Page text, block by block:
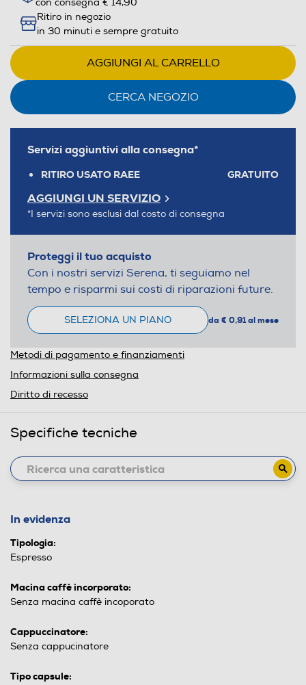
con consegna € 14,90
Ritiro in negozio
in 30 minuti e sempre gratuito
AGGIUNGI AL CARRELLO
CERCA NEGOZIO
Servizi aggiuntivi alla consegna*
RITIRO USATO RAEE GRATUITO
AGGIUNGI UN SERVIZIO
*I servizi sono esclusi dal costo di consegna
Proteggi il tuo acquisto
Con i nostri servizi Serena, ti seguiamo nel
tempo e risparmi sui costi di riparazioni future.
SELEZIONA UN PIANO da € 0,91 al mese
Metodi di pagamento e finanziamenti
Informazioni sulla consegna
Diritto di recesso
Specifiche tecniche
In evidenza
Tipologia:
Espresso
Macina caffè incorporato:
Senza macina caffè incoporato
Cappuccinatore:
Senza cappucinatore
Tipo capsule: